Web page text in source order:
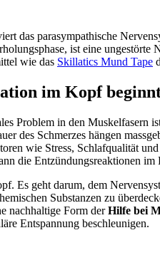
das parasympathische
ist eine
wie das Skillatics Mund Tape
im Kopf
Problem in den
des Schmerzes hängen
wie Stress, Schlafqualität
die Entzündungsreaktionen
Es geht darum, dem
Substanzen zu
nachhaltige Form derHilfe bei
Entspannung beschleunigen.